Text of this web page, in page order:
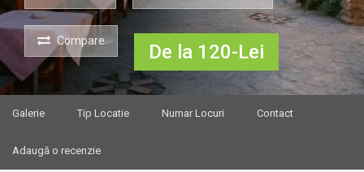
Compare De la 120-Lei
Galerie Tip Locatie Numar Locuri Contact
Adaugă o recenzie